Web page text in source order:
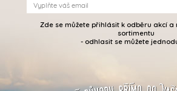
Zde se můžete přihlásit k odběru akcí a
sortimentu
- odhlasit se můžete